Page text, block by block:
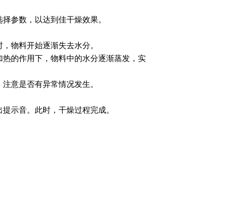
参数，以达到佳干燥效果。
物料开始逐渐失去水分。
的作用下，物料中的水分逐渐蒸发，实
意是否有异常情况发生。
示音。此时，干燥过程完成。